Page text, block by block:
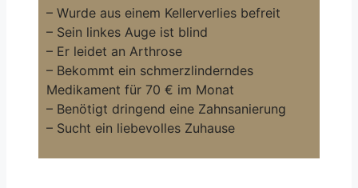
– Wurde aus einem Kellerverlies befreit
– Sein linkes Auge ist blind
– Er leidet an Arthrose
– Bekommt ein schmerzlinderndes
Medikament für 70 € im Monat
– Benötigt dringend eine Zahnsanierung
– Sucht ein liebevolles Zuhause